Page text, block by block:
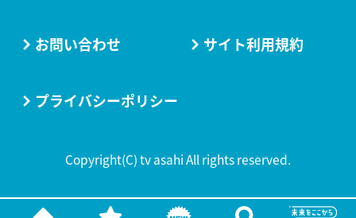
お問い合わせ サイト利用規約
プライバシーポリシー
Copyright(C) tv asahi All rights reserved.